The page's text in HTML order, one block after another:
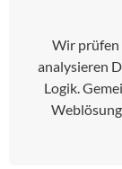
Wir prüfen
analysieren
Logik.